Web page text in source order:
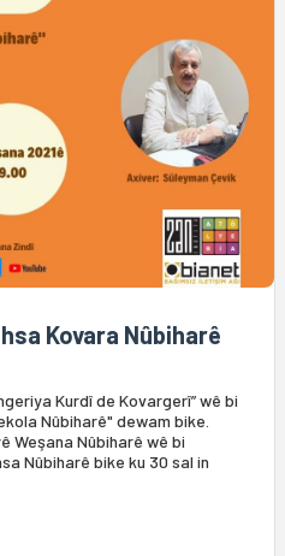
Kovara Nûbiharê
Kurdî de Kovargerî” wê bi
Nûbiharê" dewam bike.
Weşana Nûbiharê wê bi
Nûbiharê bike ku 30 sal in